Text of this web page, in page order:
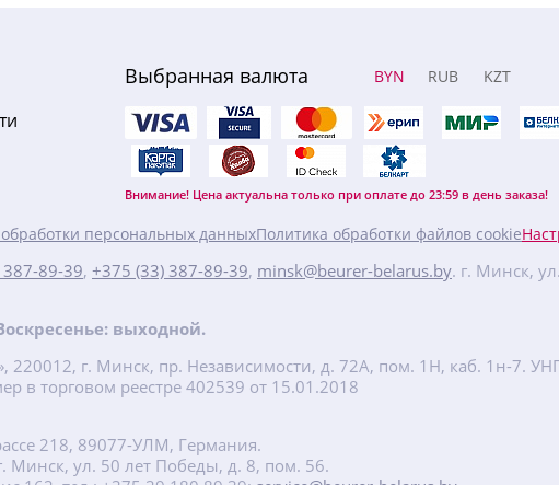
Выбранная валюта BYN RUB KZT
Внимание! Цена актуальна только при оплате до 23:59 в день заказа!
персональных данныхПолитика обработки файлов cookie
89-39, +375 (33) 387-89-39, minsk@beurer-belarus.by. г. Минск,
выходной.
220012, г. Минск, пр. Независимости, д. 72А, пом. 1Н, каб. 1н-7.
в торговом реестре 402539 от 15.01.2018
218, 89077-УЛМ, Германия.
Минск, ул. 50 лет Победы, д. 8, пом. 56.